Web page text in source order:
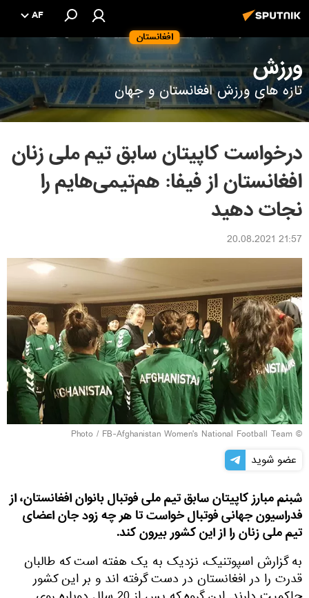
افغانستان
AF
ورزش
تازه های ورزش افغانستان و جهان
درخواست کاپیتان سابق تیم ملی زنان
افغانستان از فیفا: هم‌تیمی‌هایم را
نجات دهید
21:57 20.08.2021
© Photo / FB-Afghanistan Women's National Football Team
عضو شوید
شبنم مبارز کاپیتان سابق تیم ملی فوتبال بانوان افغانستان، از
فدراسیون جهانی فوتبال خواست تا هر چه زود جان اعضای
تیم ملی زنان را از این کشور بیرون کند.
به گزارش اسپوتنیک، نزدیک به یک هفته است که طالبان
قدرت را در افغانستان در دست گرفته اند و بر این کشور